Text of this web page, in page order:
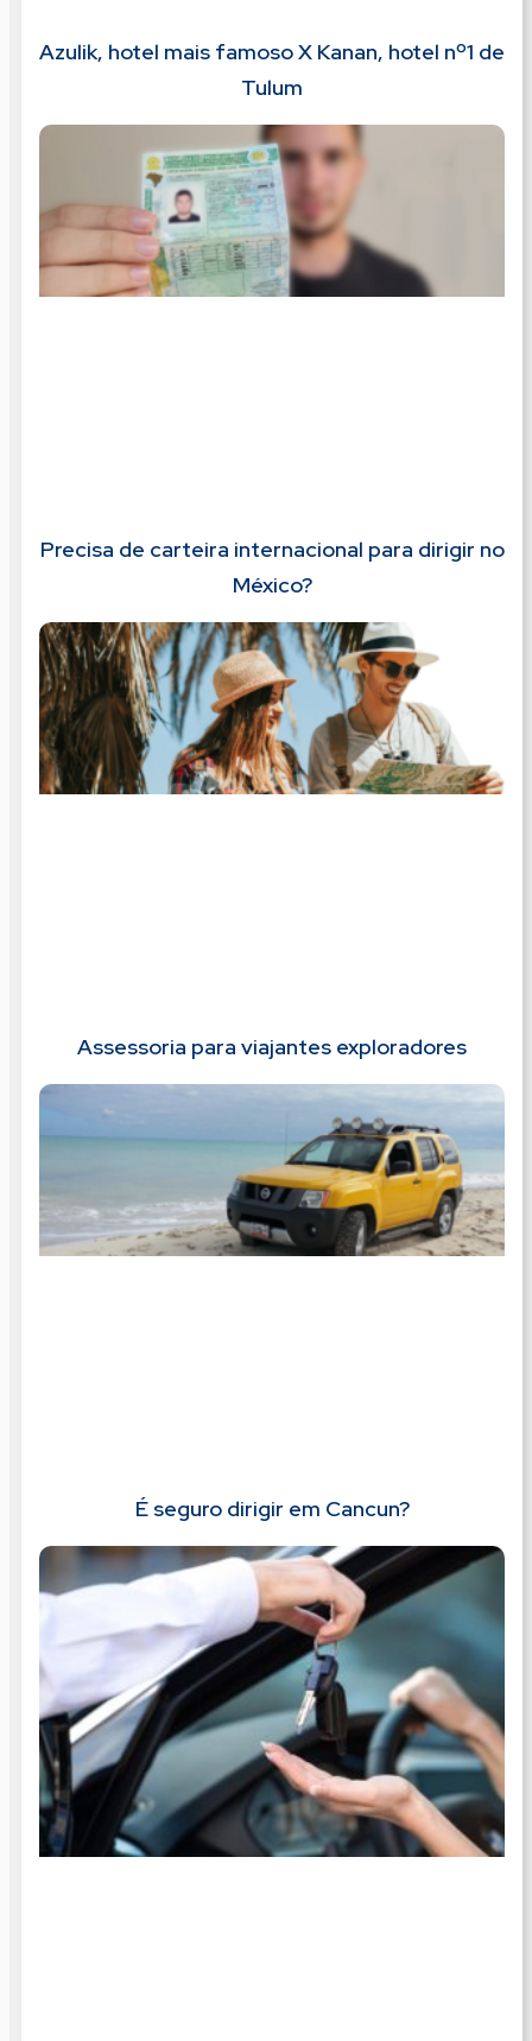
Azulik, hotel mais famoso X Kanan, hotel nº1 de
Tulum
Precisa de carteira internacional para dirigir no
México?
Assessoria para viajantes exploradores
É seguro dirigir em Cancun?